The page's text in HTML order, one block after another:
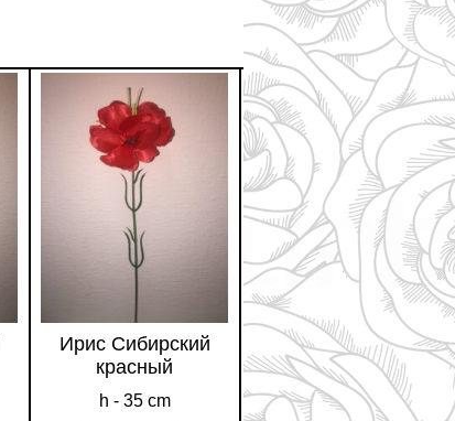
Ирис Сибирский
красный
h - 35 cm